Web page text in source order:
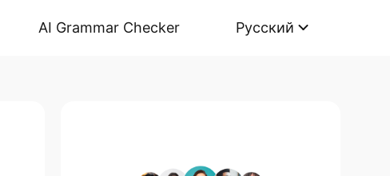
AI Grammar Checker Русский